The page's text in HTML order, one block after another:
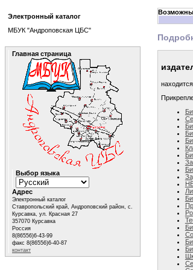
Электронный каталог
МБУК "Андроповская ЦБС"
Главная страница
Выбор языка
Адрес
Электронный каталог
Ставропольский край, Андроповский район, с.
Курсавка, ул. Красная 27
357070 Курсавка
Россия
8(86556)6-43-99
факс 8(86556)6-40-87
контакт